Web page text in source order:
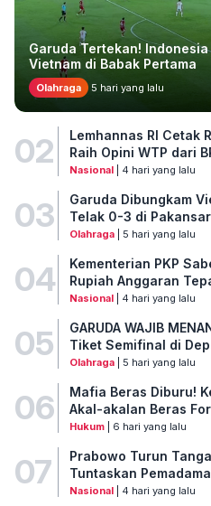
Garuda Tertekan!
Vietnam di Babak Pertama
Olahraga 5 hari yang lalu
02
Lemhannas RI Cetak
Raih Opini WTP dari
Nasional| 4 hari yang lalu
03
Garuda Dibungkam
Telak 0-3 di
Olahraga| 5 hari yang lalu
04
Kementerian PKP
Rupiah Anggaran
Nasional| 4 hari yang lalu
05
GARUDA WAJIB
Tiket Semifinal di
Olahraga| 5 hari yang lalu
06
Mafia Beras Diburu!
Akal-akalan Beras
Hukum| 6 hari yang lalu
07
Prabowo Turun
Tuntaskan
Nasional| 4 hari yang lalu